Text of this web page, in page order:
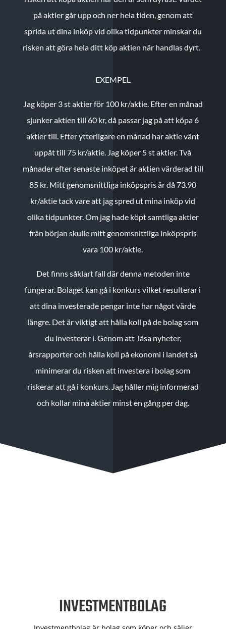
på aktier går upp och ner hela tiden, genom att
sprida ut dina inköp vid olika tidpunkter minskar du
risken att göra hela ditt köp aktien när handlas dyrt.
EXEMPEL
Jag köper 3 st aktier för 100 kr/aktie. Efter en månad
sjunker aktien till 60 kr, då passar jag på att köpa 6
aktier till. Efter ytterligare en månad har aktie vänt
uppåt till 75 kr/aktie. Jag köper 5 st aktier.Två
månader efter senaste inköpet är aktien värderad till
85 kr. Mitt genomsnittliga inköpspris är då 73.90
kr/aktie tack vare att jag spred ut mina inköp vid
olika tidpunkter. Om jag hade köpt samtliga aktier
från början skulle mitt genomsnittliga inköpspris
vara 100 kr/aktie.
Det finns såklart fall där denna metoden inte
fungerar. Bolaget kan gå i konkurs vilket resulterar i
att dina investerade pengar inte har något värde
längre. Det är viktigt att hålla koll på de bolag som
du investerar i. Genom att läsa nyheter,
årsrapporter och hålla koll på ekonomi i landet så
minimerar du risken att investera i bolag som
riskerar att gå i konkurs. Jag håller mig informerad
och kollar mina aktier minst en gång per dag.
INVESTMENTBOLAG